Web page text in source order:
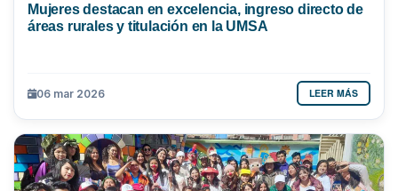
Mujeres destacan en excelencia, ingreso directo de
áreas rurales y titulación en la UMSA
06 mar 2026 LEER MÁS